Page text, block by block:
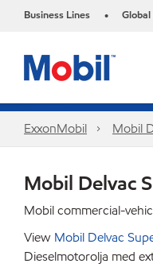
Business Lines •
ExxonMobil Mobil
Mobil Delvac
Mobil commercial-
View Mobil Delvac
Dieselmotorolja med